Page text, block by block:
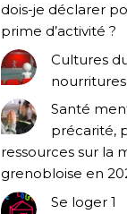
dois-je déclarer
prime d’activité ?
Cultures
nourritures
Santé
précarité,
ressources sur la
grenobloise en
Se loger 1